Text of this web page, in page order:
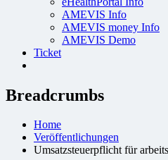
AMEVIS Info
AMEVIS money Info
AMEVIS Demo
Ticket
Breadcrumbs
Home
Veröffentlichungen
Umsatzsteuerpflicht für